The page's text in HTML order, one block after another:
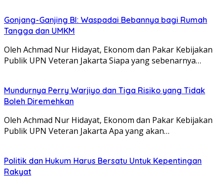
Gonjang-Ganjing BI: Waspadai Bebannya bagi Rumah
Tangga dan UMKM
Oleh Achmad Nur Hidayat, Ekonom dan Pakar Kebijakan
Publik UPN Veteran Jakarta Siapa yang sebenarnya…
Mundurnya Perry Warjiyo dan Tiga Risiko yang Tidak
Boleh Diremehkan
Oleh Achmad Nur Hidayat, Ekonom dan Pakar Kebijakan
Publik UPN Veteran Jakarta Apa yang akan…
Politik dan Hukum Harus Bersatu Untuk Kepentingan
Rakyat